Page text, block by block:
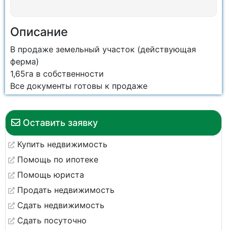
Оставить заявку
Купить недвижимость
Помощь по ипотеке
Помощь юриста
Продать недвижимость
Сдать недвижимость
Сдать посуточно
Описание
В продаже земельный участок (действующая
ферма)
1,65га в собственности
Все документы готовы к продаже